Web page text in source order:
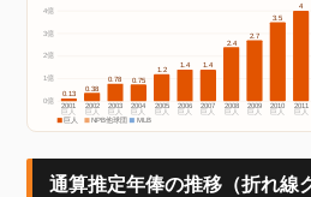
0億
1億
2億
3億
4億
0.13
2001
巨人
0.38
2002
巨人
0.78
2003
巨人
0.75
2004
巨人
1.2
2005
巨人
1.4
2006
巨人
1.4
2007
巨人
2.4
2008
巨人
2.7
2009
巨人
3.5
2010
巨人
4
2011
巨人
巨人
NPB他球団 MLB
通算推定年俸の推移（折れ線